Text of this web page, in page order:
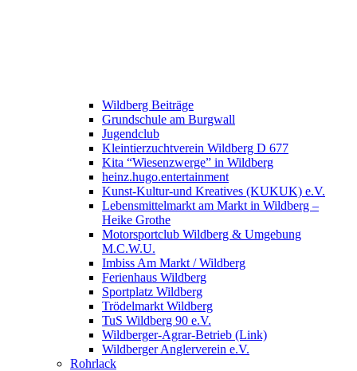
Wildberg Beiträge
Grundschule am Burgwall
Jugendclub
Kleintierzuchtverein Wildberg D 677
Kita “Wiesenzwerge” in Wildberg
heinz.hugo.entertainment
Kunst-Kultur-und Kreatives (KUKUK) e.V.
Lebensmittelmarkt am Markt in Wildberg –
Heike Grothe
Motorsportclub Wildberg & Umgebung
M.C.W.U.
Imbiss Am Markt / Wildberg
Ferienhaus Wildberg
Sportplatz Wildberg
Trödelmarkt Wildberg
TuS Wildberg 90 e.V.
Wildberger-Agrar-Betrieb (Link)
Wildberger Anglerverein e.V.
Rohrlack